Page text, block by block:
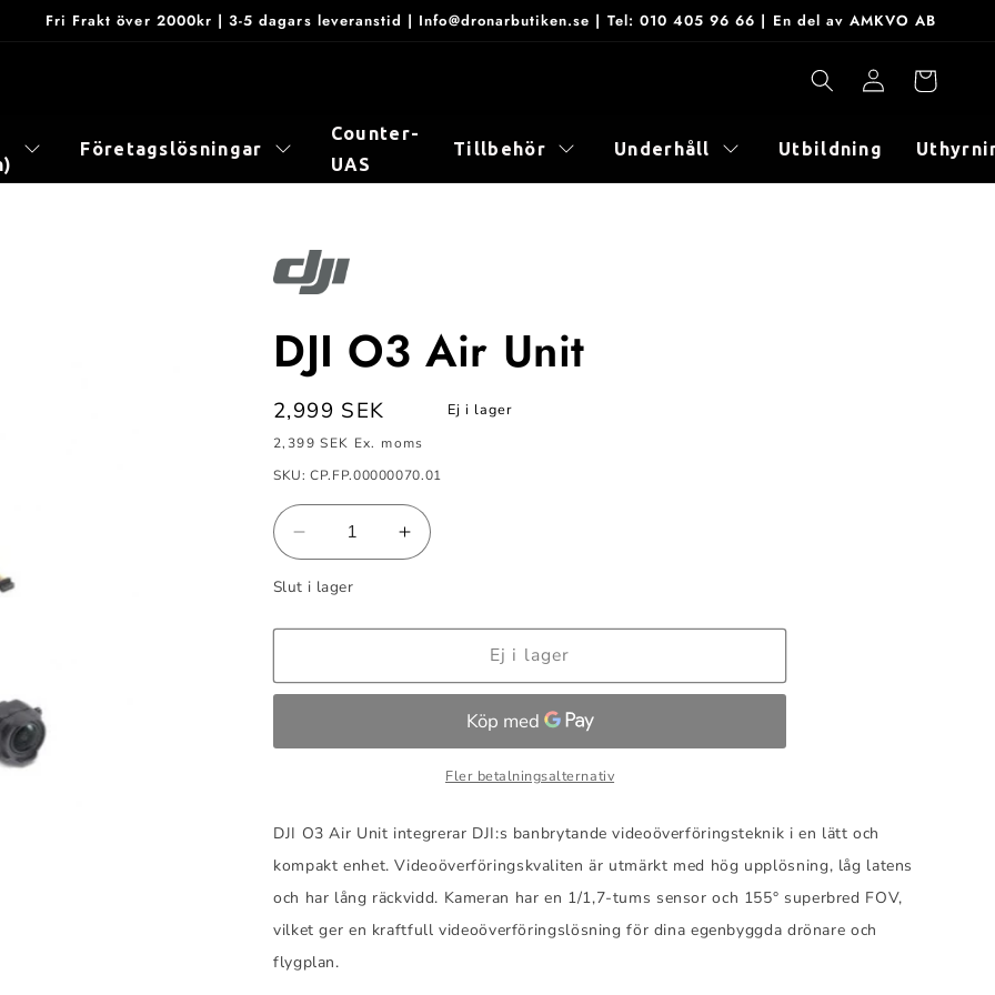
Fri Frakt över 2000kr | 3-5 dagars leveranstid | Info@dronarbutiken.se | Tel: 010 405 96 66 | En del av AMKVO AB
Företagslösningar
Counter-
UAS
Tillbehör Underhåll Utbildning
Logga
Varukorg
DJI O3 Air Unit
Ordinarie
pris
2,999 SEK
2,399 SEK Ex. moms
Ej i lager
SKU: CP.FP.00000070.01
Minska
kvantitet
för
Unit
Öka
kvantitet
Unit
Slut i lager
Ej i lager
Fler betalningsalternativ
DJI O3 Air Unit integrerar DJI:s banbrytande videoöverföringsteknik i en lätt och
kompakt enhet. Videoöverföringskvaliten är utmärkt med hög upplösning, låg latens
och har lång räckvidd. Kameran har en 1/1,7-tums sensor och 155° superbred FOV,
vilket ger en kraftfull videoöverföringslösning för dina egenbyggda drönare och
flygplan.